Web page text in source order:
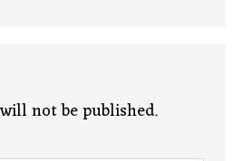
not be published.